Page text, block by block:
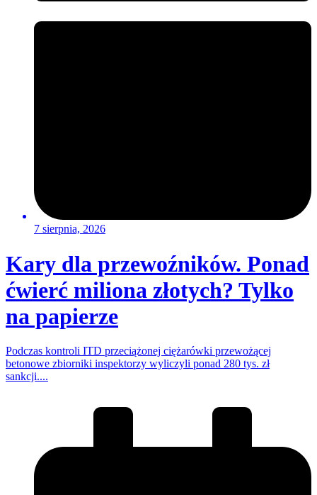
7 sierpnia, 2026
Kary dla przewoźników. Ponad
ćwierć miliona złotych? Tylko
na papierze
Podczas kontroli ITD przeciążonej ciężarówki przewożącej
betonowe zbiorniki inspektorzy wyliczyli ponad 280 tys. zł
sankcji....